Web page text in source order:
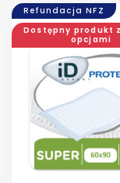
Refundacja NFZ
Dostępny produkt
opcjami